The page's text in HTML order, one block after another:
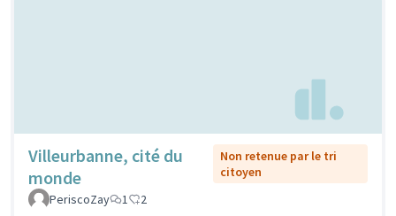
Villeurbanne, cité du
monde
Non retenue par le tri
citoyen
PeriscoZay
1 2